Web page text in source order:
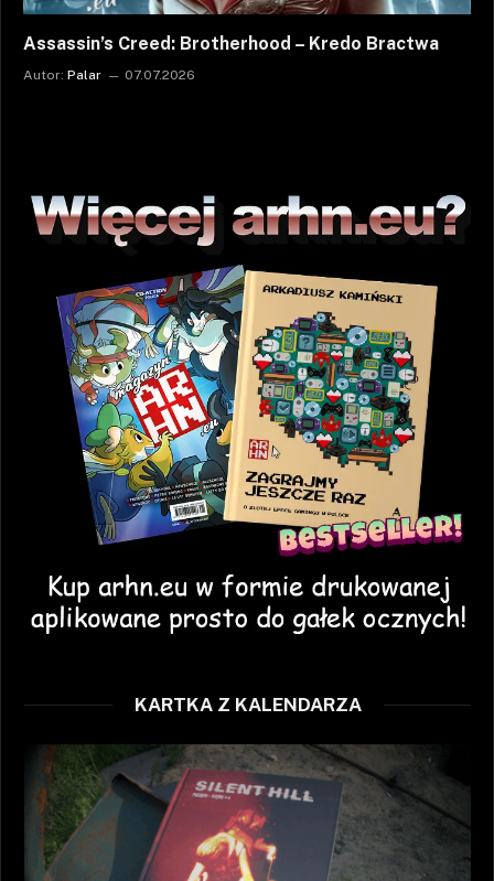
Assassin’s Creed: Brotherhood – Kredo Bractwa
Autor: Palar 07.07.2026
KARTKA Z KALENDARZA